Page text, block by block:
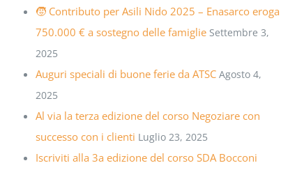
🧒 Contributo per Asili Nido 2025 – Enasarco eroga
750.000 € a sostegno delle famiglie Settembre 3,
2025
Auguri speciali di buone ferie da ATSC Agosto 4,
2025
Al via la terza edizione del corso Negoziare con
successo con i clienti Luglio 23, 2025
Iscriviti alla 3a edizione del corso SDA Bocconi